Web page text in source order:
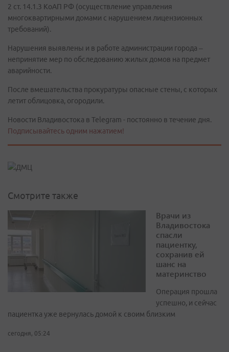
2 ст. 14.1.3 КоАП РФ (осуществление управления
многоквартирными домами с нарушением лицензионных
требований).
Нарушения выявлены и в работе администрации города –
непринятие мер по обследованию жилых домов на предмет
аварийности.
После вмешательства прокуратуры опасные стены, с которых
летит облицовка, огородили.
Новости Владивостока в Telegram - постоянно в течение дня.
Подписывайтесь одним нажатием!
Смотрите также
Врачи из
Владивостока
спасли
пациентку,
сохранив ей
шанс на
материнство
Операция прошла
успешно, и сейчас
пациентка уже вернулась домой к своим близким
сегодня, 05:24